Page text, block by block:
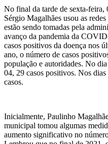
No final da tarde de sexta-
Sérgio Magalhães usou as
estão sendo tomadas pela
avanço da pandemia da
casos positivos da doença nos
ano, o número de casos
população e autoridades. No
04, 29 casos positivos. Nos
casos.
Inicialmente, Paulinho
municipal tomou algumas
aumento significativo no